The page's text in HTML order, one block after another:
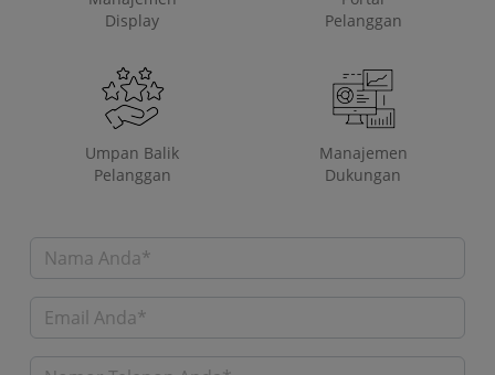
Display
Pelanggan
Umpan Balik
Pelanggan
Manajemen
Dukungan